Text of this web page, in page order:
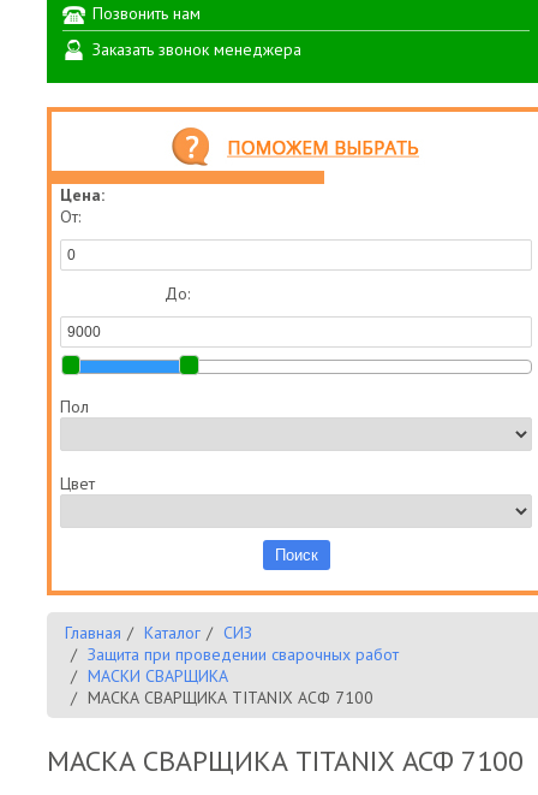
Позвонить нам
Заказать звонок менеджера
Цена:
От:
До:
Пол
Цвет
Главная Каталог
СИЗ
Защита при проведении сварочных работ
МАСКИ СВАРЩИКА
МАСКА СВАРЩИКА TITANIX АСФ 7100
МАСКА СВАРЩИКА TITANIX АСФ 7100